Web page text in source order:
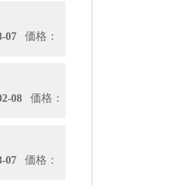
07
価格：
08
価格：
07
価格：